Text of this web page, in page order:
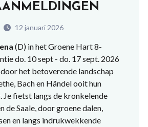
12 januari 2026
(D) in het Groene Hart 8-
do. 10 sept - do. 17 sept. 2026
het betoverende landschap
Bach en Händel ooit hun
Je fietst langs de kronkelende
de Saale, door groene dalen,
en langs indrukwekkende